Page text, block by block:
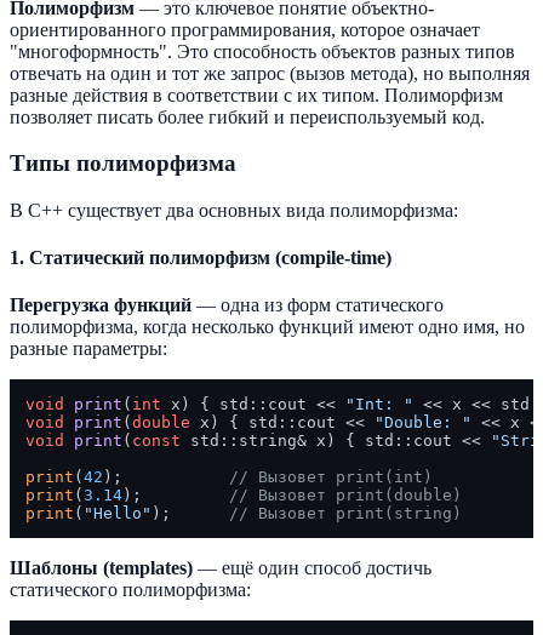
Полиморфизм — это ключевое понятие объектно-
ориентированного программирования, которое означает
"многоформность". Это способность объектов разных типов
отвечать на один и тот же запрос (вызов метода), но выполняя
разные действия в соответствии с их типом. Полиморфизм
позволяет писать более гибкий и переиспользуемый код.
Типы полиморфизма
В C++ существует два основных вида полиморфизма:
1. Статический полиморфизм (compile-time)
Перегрузка функций — одна из форм статического
полиморфизма, когда несколько функций имеют одно имя, но
разные параметры:
void print ( int x) { std::cout <<
"Int: "
void
print ( double x) { std::cout <<
"Double: "
void
print ( const std::string& x) { std::cout <<
print ( 42 ); // Вызовет print(int)
print ( 3.14 ); // Вызовет print(double)
print ( "Hello" ); // Вызовет print(string)
Шаблоны (templates) — ещё один способ достичь
статического полиморфизма: